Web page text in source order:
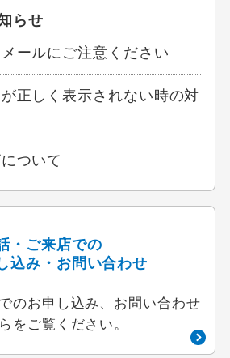
らせ
ールにご注意ください
正しく表示されない時の対
ついて
・ご来店での
込み・お問い合わせ
のお申し込み、お問い合わせ
をご覧ください。